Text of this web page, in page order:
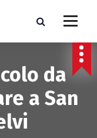
da
a San